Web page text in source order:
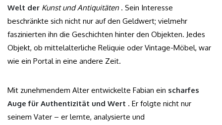
Welt der Kunst und Antiquitäten . Sein Interesse
beschränkte sich nicht nur auf den Geldwert; vielmehr
faszinierten ihn die Geschichten hinter den Objekten. Jedes
Objekt, ob mittelalterliche Reliquie oder Vintage-Möbel, war
wie ein Portal in eine andere Zeit.
Mit zunehmendem Alter entwickelte Fabian ein scharfes
Auge für Authentizität und Wert . Er folgte nicht nur
seinem Vater – er lernte, analysierte und